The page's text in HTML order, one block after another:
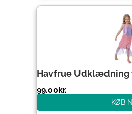
Havfrue Udklædning
99.00kr.
KØB